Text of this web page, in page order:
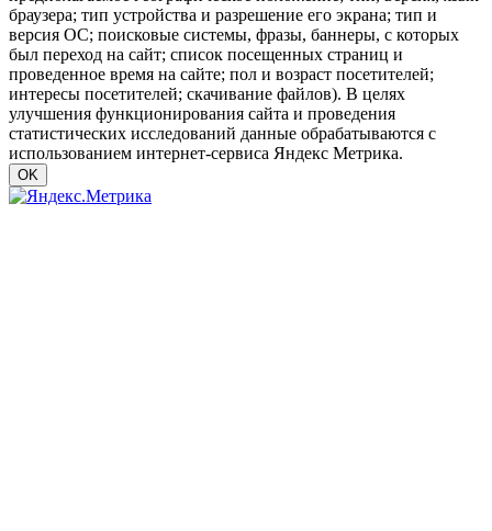
браузера; тип устройства и разрешение его экрана; тип и
версия ОС; поисковые системы, фразы, баннеры, с которых
был переход на сайт; список посещенных страниц и
проведенное время на сайте; пол и возраст посетителей;
интересы посетителей; скачивание файлов). В целях
улучшения функционирования сайта и проведения
статистических исследований данные обрабатываются с
использованием интернет-сервиса Яндекс Метрика.
OK